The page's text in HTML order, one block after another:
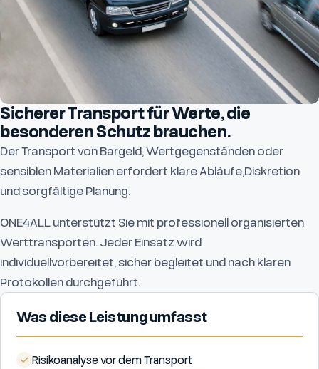
Sicherer Transport für Werte, die
besonderen Schutz brauchen.
Der Transport von Bargeld, Wertgegenständen oder
sensiblen Materialien erfordert klare Abläufe,Diskretion
und sorgfältige Planung.
ONE4ALL unterstützt Sie mit professionell organisierten
Werttransporten. Jeder Einsatz wird
individuellvorbereitet, sicher begleitet und nach klaren
Protokollen durchgeführt.
Was diese Leistung umfasst
Risikoanalyse vor dem Transport